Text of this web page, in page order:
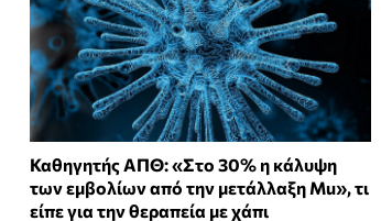
Καθηγητής ΑΠΘ: «Στο 30% η κάλυψη
των εμβολίων από την μετάλλαξη Mu», τι
είπε για την θεραπεία με χάπι